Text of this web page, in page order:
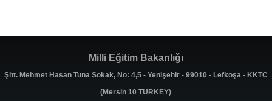
Milli Eğitim Bakanlığı
Şht. Mehmet Hasan Tuna Sokak, No: 4,5 - Yenişehir - 99010 - Lefkoşa - KKTC
(Mersin 10 TURKEY)